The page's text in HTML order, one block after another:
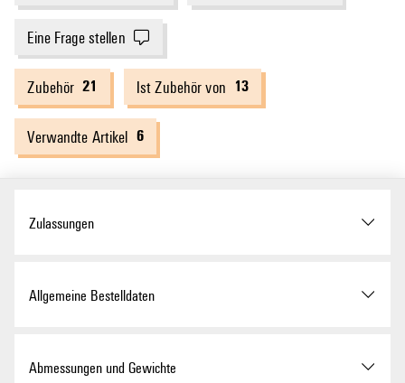
Eine Frage stellen
Zubehör 21 Ist Zubehör von 13
Verwandte Artikel 6
Zulassungen
Allgemeine Bestelldaten
Abmessungen und Gewichte